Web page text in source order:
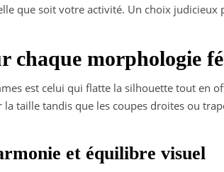
que soit votre activité. Un choix
chaque morphologie
est celui qui flatte la silhouette tout en
taille tandis que les coupes droites ou
et équilibre visuel